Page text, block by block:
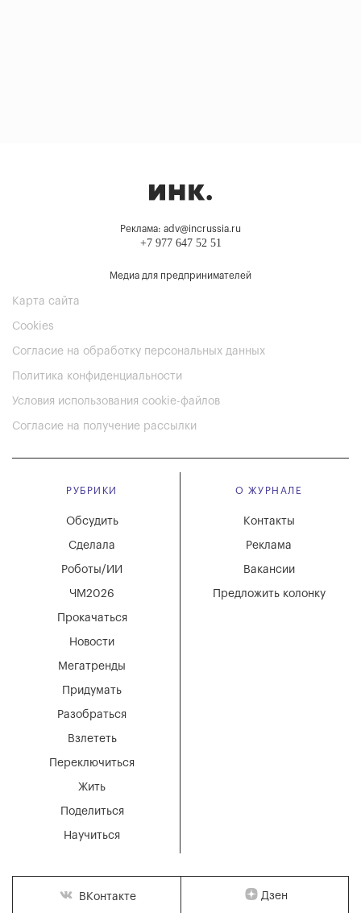
Реклама: adv@incrussia.ru
+7 977 647 52 51
Медиа для предпринимателей
Карта сайта
Cookies
Согласие на обработку персональных данных
Политика конфиденциальности
Условия использования cookie-файлов
Согласие на получение рассылки
РУБРИКИ
Мегатренды
Придумать
Разобраться
Взлететь
Новости
Переключиться
Жить
Поделиться
Научиться
Обсудить
Сделала
Роботы/ИИ
ЧМ2026
Прокачаться
О ЖУРНАЛЕ
Вакансии
Реклама
Контакты
Предложить колонку
ВКонтакте Дзен